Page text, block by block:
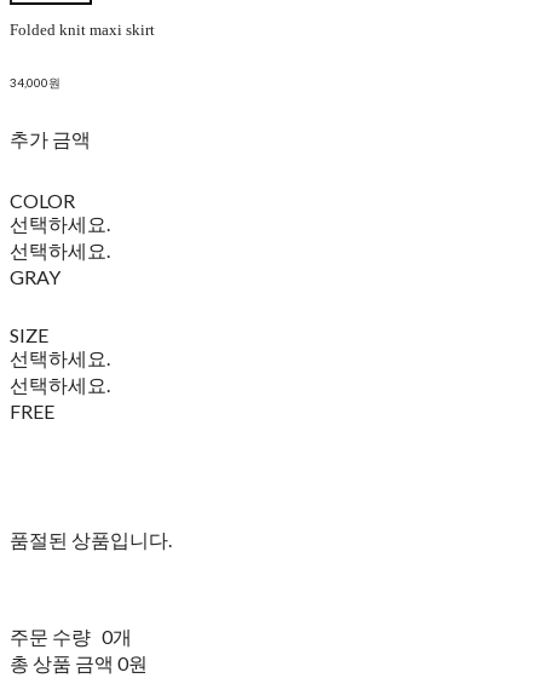
Folded knit maxi skirt
34,000원
추가 금액
COLOR
선택하세요.
선택하세요.
GRAY
SIZE
선택하세요.
선택하세요.
FREE
품절된 상품입니다.
주문 수량 0개
총 상품 금액 0원